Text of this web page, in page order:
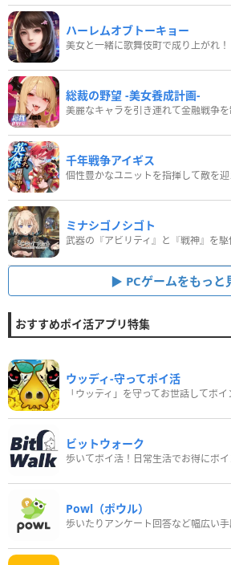
ハーレムオブトーキョー
美女と一緒に歌舞伎町で成り上がれ！
総裁の野望 -美女養成計画-
美麗なキャラを引き連れて金融戦争を
千年戦争アイギス
個性豊かなユニットを指揮して敵を迎
ミナシゴノシゴト
PCゲームをもっと
おすすめポイ活アプリ特集
ウッディ‐守ってポイ活
「ウッディ」を守ってお世話してポイ
ビットウォーク
Powl（ポウル）